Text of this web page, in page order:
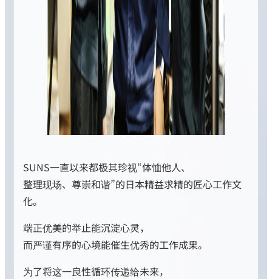
SUNS一直以来都极其珍视“体恤他人、
整理现场、尊崇和谐”的日本精益求精的匠心工作文
化。
端正优美的举止能沉淀心灵，
而严谨有序的心境能催生优秀的工作成果。
为了将这一良性循环传递给未来，